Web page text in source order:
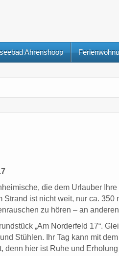
Ahrenshoop
die dem Urlauber
ist nicht weit, nur ca.
zu hören – an
„Am Norderfeld 17“.
Stühlen. Ihr Tag kann mit
denn hier ist Ruhe und